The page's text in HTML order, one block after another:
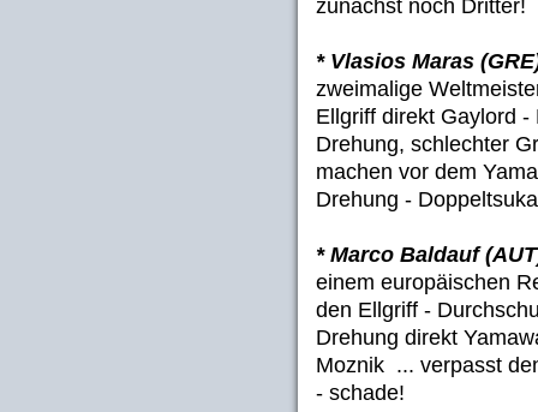
zunächst noch Dritter!
* Vlasios Maras
zweimalige
Ellgriff direkt Gaylord
Drehung, schlechter
machen vor dem
Drehung -
* Marco Baldauf
einem europäischen
den Ellgriff -
Drehung direkt
Moznik ... verpasst
- schade!